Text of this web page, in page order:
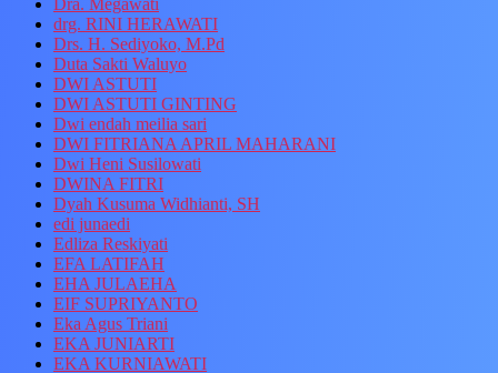
Dra. Megawati
drg. RINI HERAWATI
Drs. H. Sediyoko, M.Pd
Duta Sakti Waluyo
DWI ASTUTI
DWI ASTUTI GINTING
Dwi endah meilia sari
DWI FITRIANA APRIL MAHARANI
Dwi Heni Susilowati
DWINA FITRI
Dyah Kusuma Widhianti, SH
edi junaedi
Edliza Reskiyati
EFA LATIFAH
EHA JULAEHA
EIF SUPRIYANTO
Eka Agus Triani
EKA JUNIARTI
EKA KURNIAWATI